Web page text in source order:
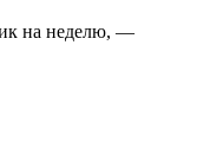
на неделю, —